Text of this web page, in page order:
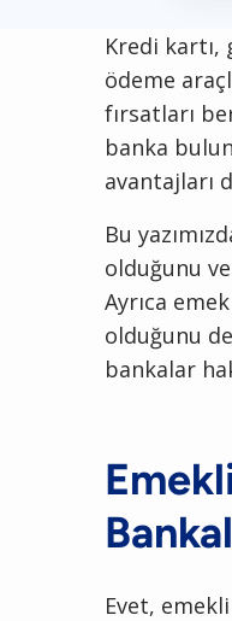
Kredi kartı,
ödeme
fırsatları
banka
avantajları
Bu
olduğunu
Ayrıca
olduğunu
bankalar
Evet,